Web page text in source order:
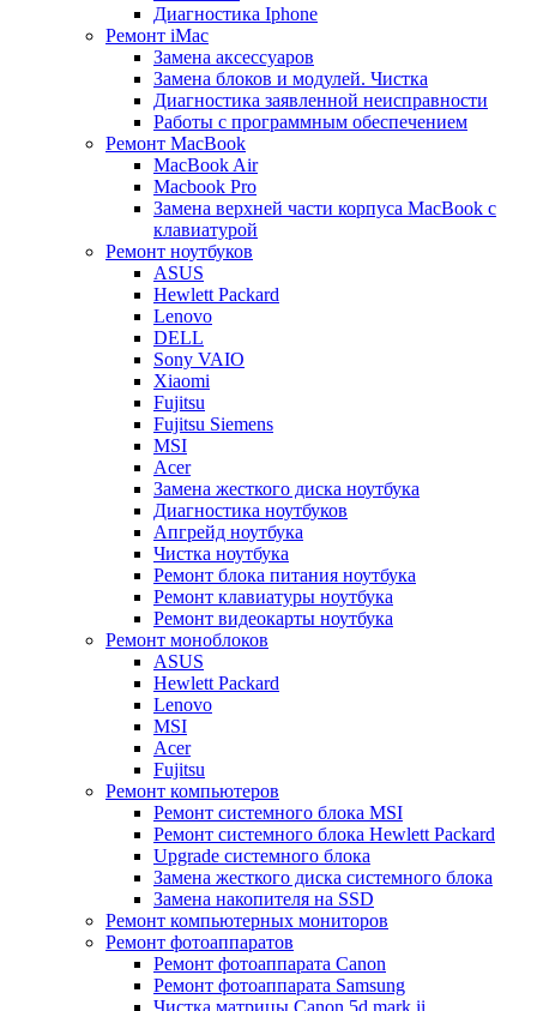
Диагностика Iphone
Ремонт iMac
Замена аксессуаров
Замена блоков и модулей. Чистка
Диагностика заявленной неисправности
Работы с программным обеспечением
Ремонт MacBook
MacBook Air
Macbook Pro
Замена верхней части корпуса MacBook с
клавиатурой
Ремонт ноутбуков
ASUS
Hewlett Packard
Lenovo
DELL
Sony VAIO
Xiaomi
Fujitsu
Fujitsu Siemens
MSI
Acer
Замена жесткого диска ноутбука
Диагностика ноутбуков
Апгрейд ноутбука
Чистка ноутбука
Ремонт блока питания ноутбука
Ремонт клавиатуры ноутбука
Ремонт видеокарты ноутбука
Ремонт моноблоков
ASUS
Hewlett Packard
Lenovo
MSI
Acer
Fujitsu
Ремонт компьютеров
Ремонт системного блока MSI
Ремонт системного блока Hewlett Packard
Upgrade системного блока
Замена жесткого диска системного блока
Замена накопителя на SSD
Ремонт компьютерных мониторов
Ремонт фотоаппаратов
Ремонт фотоаппарата Canon
Ремонт фотоаппарата Samsung
Чистка матрицы Canon 5d mark ii